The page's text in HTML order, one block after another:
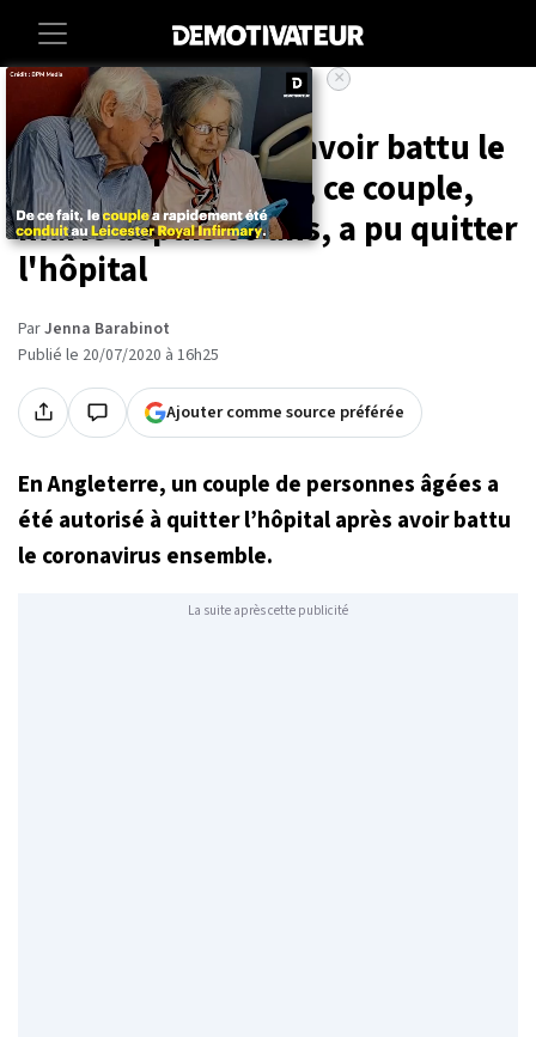
Societe Sante
Angleterre : après avoir battu le
Covid-19 ensemble, ce couple,
marié depuis 60 ans, a pu quitter
l'hôpital
ParJenna Barabinot
Publié le 20/07/2020 à 16h25
Ajouter comme source préférée
×
En Angleterre, un couple de personnes âgées a
été autorisé à quitter l’hôpital après avoir battu
le coronavirus ensemble.
La suite après cette publicité